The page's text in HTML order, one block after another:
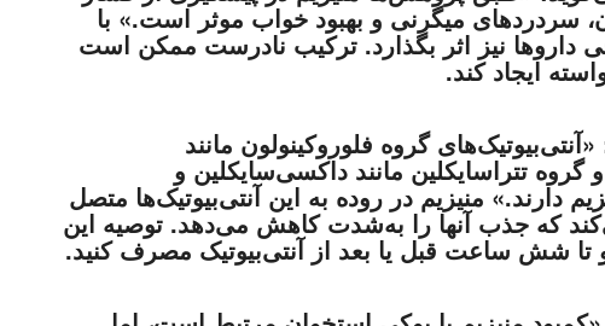
۲، پوکی استخوان، سردردهای میگرنی و بهبود خواب موثر است.» با
نیز اثر بگذارد. ترکیب نادرست ممکن است
ایجاد کند.
گروه فلوروکینولون مانند
تتراسایکلین مانند داکسی‌سایکلین و
دارند.» منیزیم در روده به این آنتی‌بیوتیک‌ها متصل
که جذب آنها را به‌شدت کاهش می‌دهد. توصیه این
شش ساعت قبل یا بعد از آنتی‌بیوتیک مصرف کنید.